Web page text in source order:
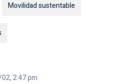
Movilidad sustentable
2:47 pm